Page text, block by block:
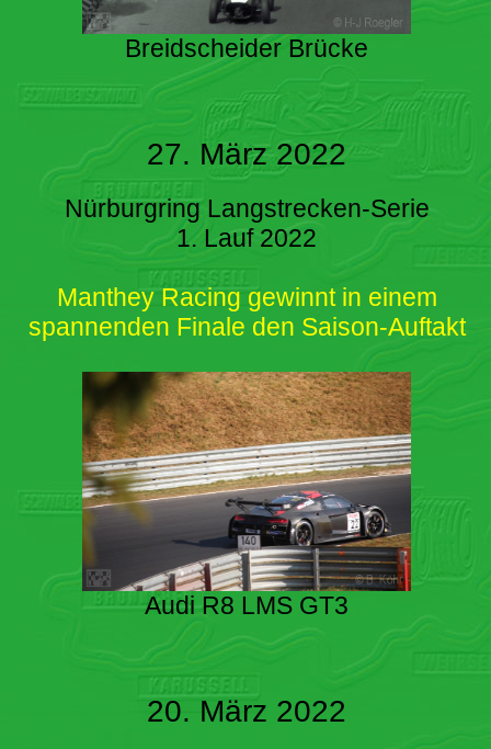
Breidscheider Brücke
27. März 2022
Nürburgring Langstrecken-Serie
1. Lauf 2022
Manthey Racing gewinnt in einem
spannenden Finale den Saison-Auftakt
Audi R8 LMS GT3
20. März 2022